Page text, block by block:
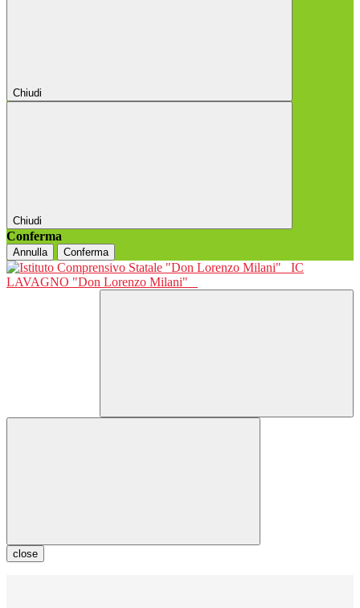
Chiudi
Chiudi
Conferma
Annulla Conferma
IC
LAVAGNO "Don Lorenzo Milani"
close